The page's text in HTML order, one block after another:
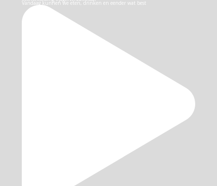
Vandaag kunnen we eten, drinken en eender wat best